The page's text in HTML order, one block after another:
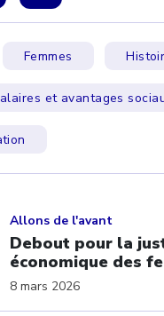
Femmes
et avantages
Allons de l'avant
Debout pour la
économique des
8 mars 2026